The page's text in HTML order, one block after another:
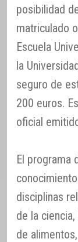
posibilidad
matriculado
Escuela
la
seguro de
200 euros.
oficial
El programa
disciplinas
de la
de